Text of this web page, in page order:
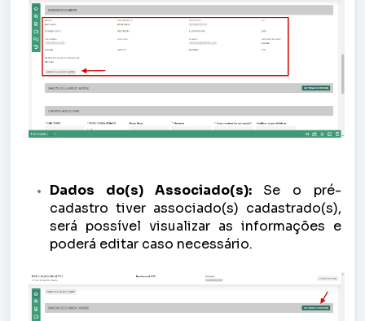
Dados do(s) Associado(s): Se o pré-
cadastro tiver associado(s) cadastrado(s),
será possível visualizar as informações e
poderá editar caso necessário.